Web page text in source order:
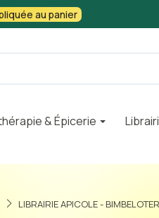
au panier
& Épicerie
LIBRAIRIE APICOLE -